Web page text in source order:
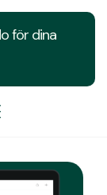
för dina